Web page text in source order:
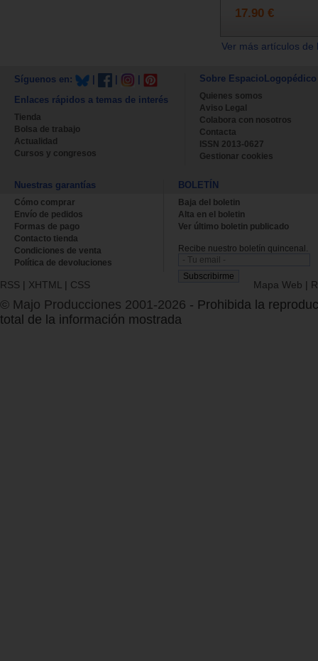
17.90 €
Ver más artículos
Síguenos en:
Enlaces rápidos a temas de interés
Tienda
Bolsa de trabajo
Actualidad
Cursos y congresos
Sobre EspacioLogopédico
Quienes somos
Aviso Legal
Colabora con nosotros
Contacta
ISSN 2013-0627
Gestionar cookies
Nuestras garantías
Cómo comprar
Envío de pedidos
Formas de pago
Contacto tienda
Condiciones de venta
Política de devoluciones
BOLETÍN
Baja del boletin
Alta en el boletin
Ver último boletin publicado
Recibe nuestro boletín quincenal.
RSS | XHTML | CSS Mapa Web |
© Majo Producciones 2001-2026 - Prohibida la
total de la información mostrada